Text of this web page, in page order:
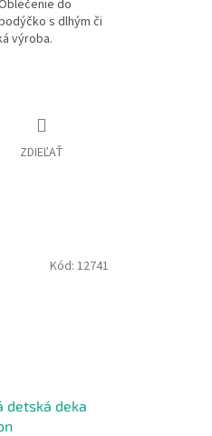
do
s dlhým či
výroba.
ZDIEĽAŤ
detská deka
Kód: 12741